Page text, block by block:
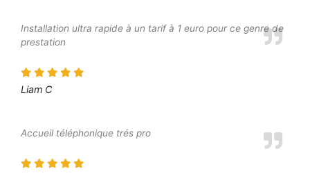
Installation ultra rapide à un tarif à 1 euro pour ce genre de
prestation
Liam C
Accueil téléphonique trés pro